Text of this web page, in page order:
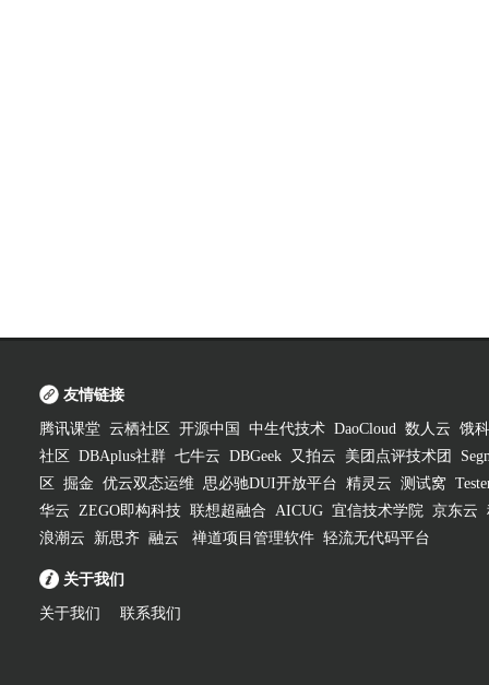
友情链接
腾讯课堂 云栖社区 开源中国 中生代技术 DaoCloud 数人云 饿
社区
DBAplus社群 七牛云 DBGeek 又拍云 美团点评技术团
区
掘金 优云双态运维 思必驰DUI开放平台 精灵云 测试窝
华云 ZEGO即构科技 联想超融合 AICUG 宜信技术学院 京东云
浪潮云
新思齐 融云 禅道项目管理软件 轻流无代码平台
关于我们
关于我们 联系我们